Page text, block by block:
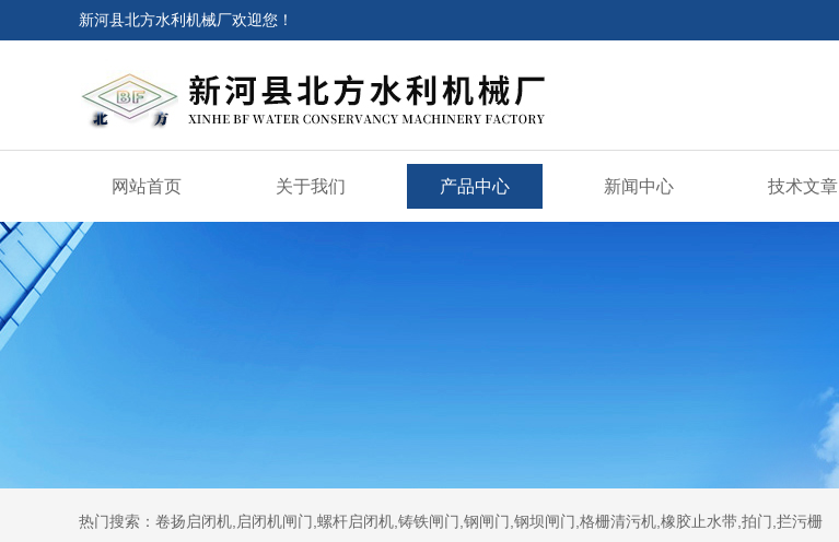
新河县北方水利机械厂欢迎您！
网站首页 关于我们 产品中心 新闻中心 技术文章
热门搜索：卷扬启闭机,启闭机闸门,螺杆启闭机,铸铁闸门,钢闸门,钢坝闸门,格栅清污机,橡胶止水带,拍门,拦污栅